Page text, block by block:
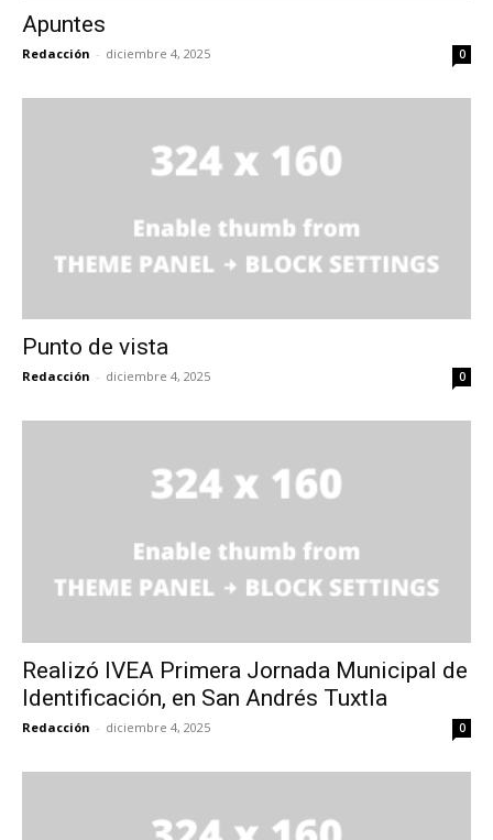
Apuntes
Redacción - diciembre 4, 2025 0
Punto de vista
Redacción - diciembre 4, 2025 0
Realizó IVEA Primera Jornada Municipal de
Identificación, en San Andrés Tuxtla
Redacción - diciembre 4, 2025 0